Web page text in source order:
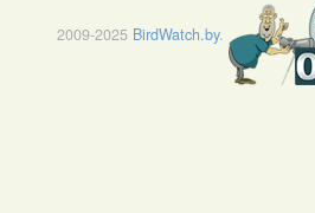
2009-2025 BirdWatch.by.